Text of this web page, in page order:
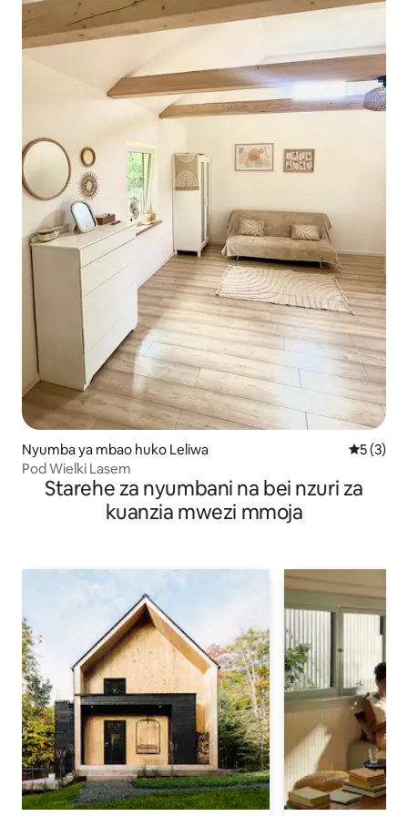
Nyumba ya mbao huko Leliwa
5 (3)
Pod Wielki Lasem
Starehe za nyumbani na bei nzuri za
kuanzia mwezi mmoja